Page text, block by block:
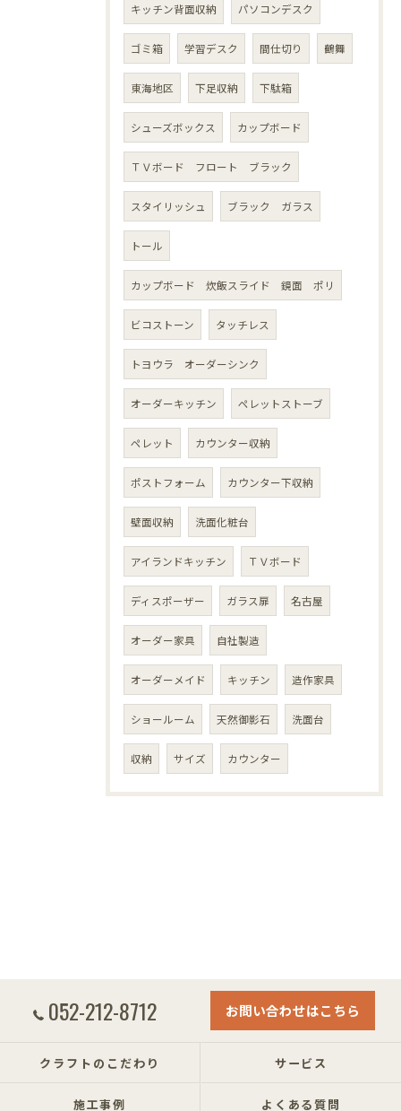
キッチン背面収納 パソコンデスク
ゴミ箱 学習デスク 間仕切り 鶴舞
東海地区 下足収納 下駄箱
シューズボックス カップボード
ＴＶボード フロート ブラック
スタイリッシュ ブラック ガラス
トール
カップボード 炊飯スライド 鏡面 ポリ
ビコストーン タッチレス
トヨウラ オーダーシンク
オーダーキッチン ペレットストーブ
ペレット カウンター収納
ポストフォーム カウンター下収納
壁面収納 洗面化粧台
アイランドキッチン ＴＶボード
ディスポーザー ガラス扉 名古屋
オーダー家具 自社製造
オーダーメイド キッチン 造作家具
ショールーム 天然御影石 洗面台
収納 サイズ カウンター
052-212-8712 お問い合わせはこちら
クラフトのこだわり サービス
施工事例 よくある質問